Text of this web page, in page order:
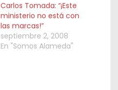
Carlos Tomada: “¡Este
ministerio no está con
las marcas!”
septiembre 2, 2008
En "Somos Alameda"